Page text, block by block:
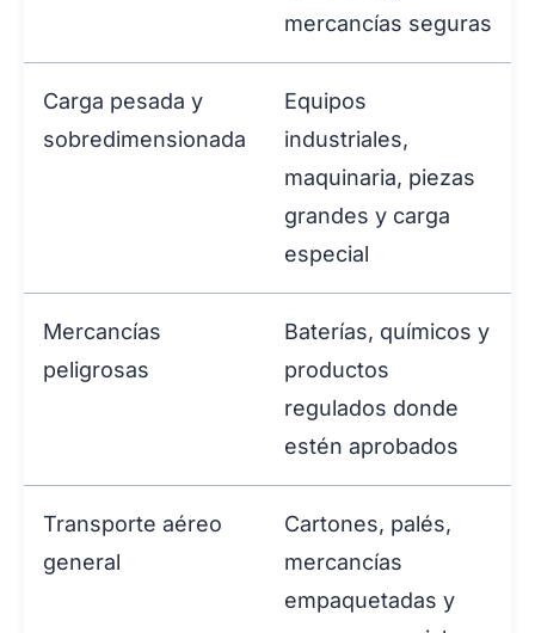
mercancías seguras
Carga pesada y
sobredimensionada
Equipos
industriales,
maquinaria, piezas
grandes y carga
especial
Mercancías
peligrosas
Baterías, químicos y
productos
regulados donde
estén aprobados
Transporte aéreo
general
Cartones, palés,
mercancías
empaquetadas y